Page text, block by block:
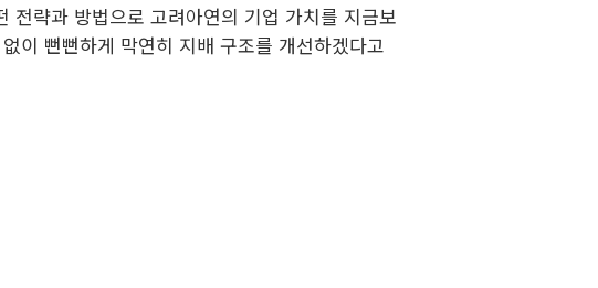
략과 방법으로 고려아연의 기업 가치를 지금보
이 뻔뻔하게 막연히 지배 구조를 개선하겠다고